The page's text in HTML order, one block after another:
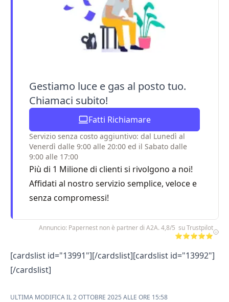
Gestiamo luce e gas al posto tuo.
Chiamaci subito!
Fatti Richiamare
Servizio senza costo aggiuntivo: dal Lunedì al
Venerdì dalle 9:00 alle 20:00 ed il Sabato dalle
9:00 alle 17:00
Più di 1 Milione di clienti si rivolgono a noi!
Affidati al nostro servizio semplice, veloce e
senza compromessi!
Annuncio: Papernest non è partner di A2A. 4,8/5 su Trustpilot
⭐⭐⭐⭐⭐
[cardslist id="13991"][/cardslist][cardslist id="13992"]
[/cardslist]
ULTIMA MODIFICA IL 2 OTTOBRE 2025 ALLE ORE 15:58